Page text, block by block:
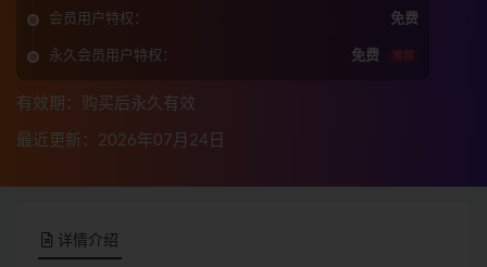
会员用户特权： 免费
永久会员用户特权： 免费 推荐
有效期：购买后永久有效
最近更新：2026年07月24日
详情介绍